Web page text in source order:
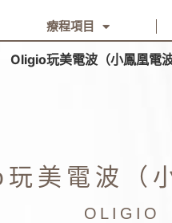
療程項目
Oligio玩美電波（小鳳凰電波
美電波（
OLIGIO